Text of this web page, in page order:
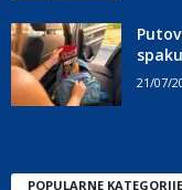
21/07/
POPULARNE KATEGORIJE